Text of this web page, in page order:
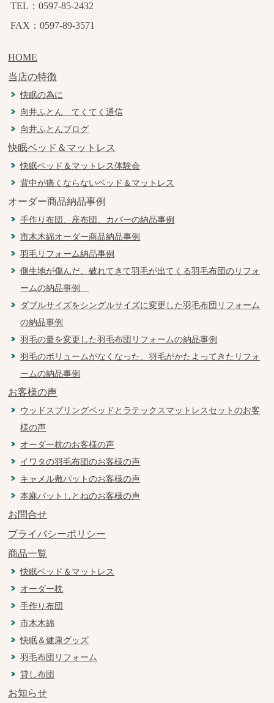
TEL：0597-85-2432
FAX：0597-89-3571
HOME
当店の特徴
快眠の為に
向井ふとん てくてく通信
向井ふとんブログ
快眠ベッド＆マットレス
快眠ベッド＆マットレス体験会
背中が痛くならないベッド＆マットレス
オーダー商品納品事例
手作り布団、座布団、カバーの納品事例
市木木綿オーダー商品納品事例
羽毛リフォーム納品事例
側生地が傷んだ、破れてきて羽毛が出てくる羽毛布団のリフォ
ームの納品事例
ダブルサイズをシングルサイズに変更した羽毛布団リフォーム
の納品事例
羽毛の量を変更した羽毛布団リフォームの納品事例
羽毛のボリュームがなくなった、羽毛がかたよってきたリフォ
ームの納品事例
お客様の声
ウッドスプリングベッドとラテックスマットレスセットのお客
様の声
オーダー枕のお客様の声
イワタの羽毛布団のお客様の声
キャメル敷パットのお客様の声
本麻パットしとねのお客様の声
お問合せ
プライバシーポリシー
商品一覧
快眠ベッド＆マットレス
オーダー枕
手作り布団
市木木綿
快眠＆健康グッズ
羽毛布団リフォーム
貸し布団
お知らせ